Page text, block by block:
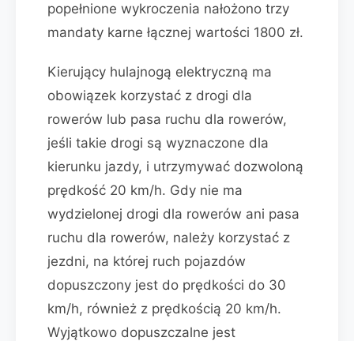
popełnione wykroczenia nałożono trzy
mandaty karne łącznej wartości 1800 zł.
Kierujący hulajnogą elektryczną ma
obowiązek korzystać z drogi dla
rowerów lub pasa ruchu dla rowerów,
jeśli takie drogi są wyznaczone dla
kierunku jazdy, i utrzymywać dozwoloną
prędkość 20 km/h. Gdy nie ma
wydzielonej drogi dla rowerów ani pasa
ruchu dla rowerów, należy korzystać z
jezdni, na której ruch pojazdów
dopuszczony jest do prędkości do 30
km/h, również z prędkością 20 km/h.
Wyjątkowo dopuszczalne jest